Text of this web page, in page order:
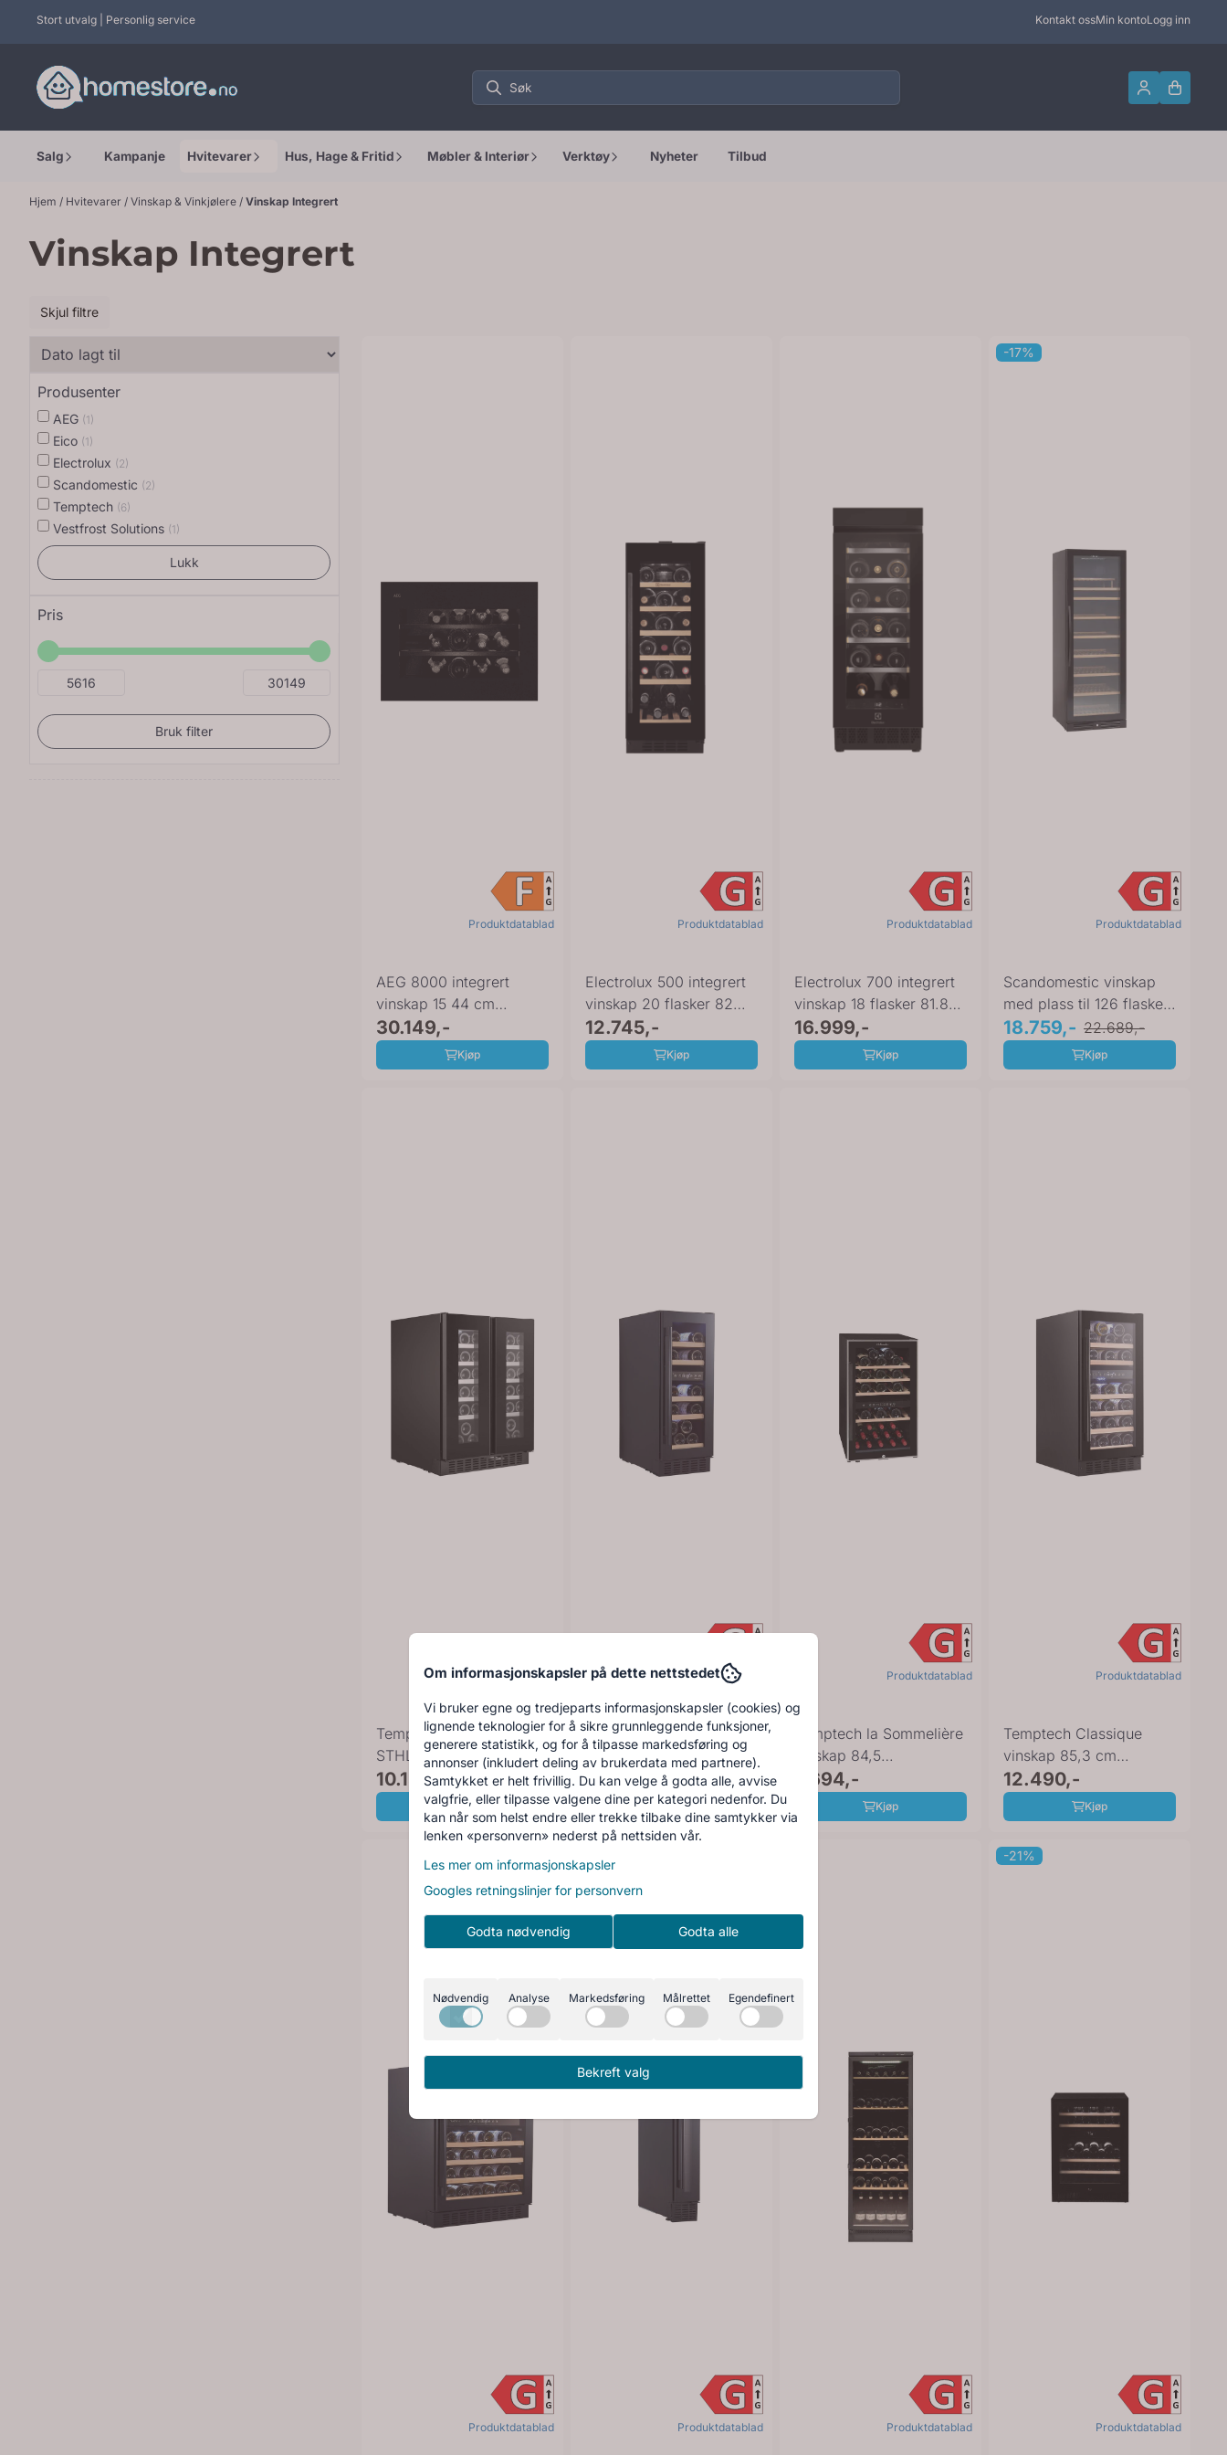
Hopp til innhold
Stort utvalg | Personlig service Kontakt ossMin kontoLogg inn
Salg Kampanje Hvitevarer Hus, Hage & Fritid Møbler & Interiør Verktøy Nyheter Tilbud
Hjem / Hvitevarer / Vinskap & Vinkjølere / Vinskap Integrert
Vinskap Integrert
Skjul filtre
Produsenter
AEG (1)
Eico (1)
Electrolux (2)
Scandomestic (2)
Temptech (6)
Vestfrost Solutions (1)
Lukk
Pris
Bruk filter
Produktdatablad
AEG 8000 integrert
vinskap 15 44 cm
NKW8P21KAB
923421437
30.149,-
Kjøp
Produktdatablad
Electrolux 500 integrert
vinskap 20 flasker 82
cm ...
12.745,-
Kjøp
Produktdatablad
Electrolux 700 integrert
vinskap 18 flasker 81.8
cm ...
16.999,-
Kjøp
-17%
Produktdatablad
Scandomestic vinskap
med plass til 126 flasker
SV 111 B
18.759,- 22.689,-
Kjøp
Temptech
STHLM vinskap 38
flasker
svart ST2DX60DRB
10.159,-
Kjøp
Produktdatablad
Temptech Classique
vinskap 81,5
cm CLX30DB
9.844,-
Kjøp
Produktdatablad
Temptech la Sommelière
vinskap 84,5
cm ECS51.2Z
7.694,-
Kjøp
Produktdatablad
Temptech Classique
vinskap 85,3 cm
CLQ38DB
12.490,-
Kjøp
Produktdatablad Produktdatablad Produktdatablad
-21%
Produktdatablad
Om informasjonskapsler på dette nettstedet
Vi bruker egne og tredjeparts informasjonskapsler (cookies) og
lignende teknologier for å sikre grunnleggende funksjoner,
generere statistikk, og for å tilpasse markedsføring og
annonser (inkludert deling av brukerdata med partnere).
Samtykket er helt frivillig. Du kan velge å godta alle, avvise
valgfrie, eller tilpasse valgene dine per kategori nedenfor. Du
kan når som helst endre eller trekke tilbake dine samtykker via
lenken «personvern» nederst på nettsiden vår.
Les mer om informasjonskapsler
Googles retningslinjer for personvern
Godta nødvendig Godta alle
Nødvendig Analyse Markedsføring Målrettet Egendefinert
Bekreft valg